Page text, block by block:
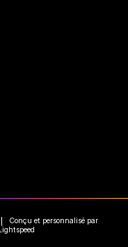
Conçu et personnalisé par